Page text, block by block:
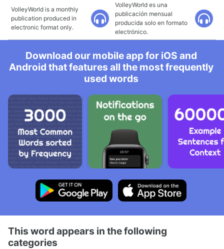
VolleyWorld is a monthly
publication produced in
electronic format only.
VolleyWorld es una
publicación mensual
producida solo en formato
electrónico.
Download our mobile app for iOS and
Android that features all the most frequently
used words
This word appears in the following
categories